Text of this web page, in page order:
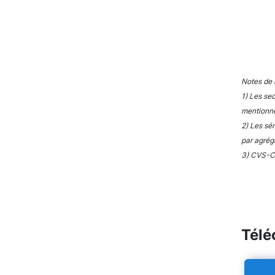
Notes de
1) Les
2) Les
par
3) CVS-